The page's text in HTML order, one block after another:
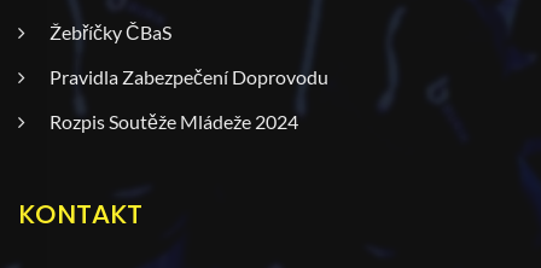
Žebříčky ČBaS
Pravidla Zabezpečení Doprovodu
Rozpis Soutěže Mládeže 2024
KONTAKT